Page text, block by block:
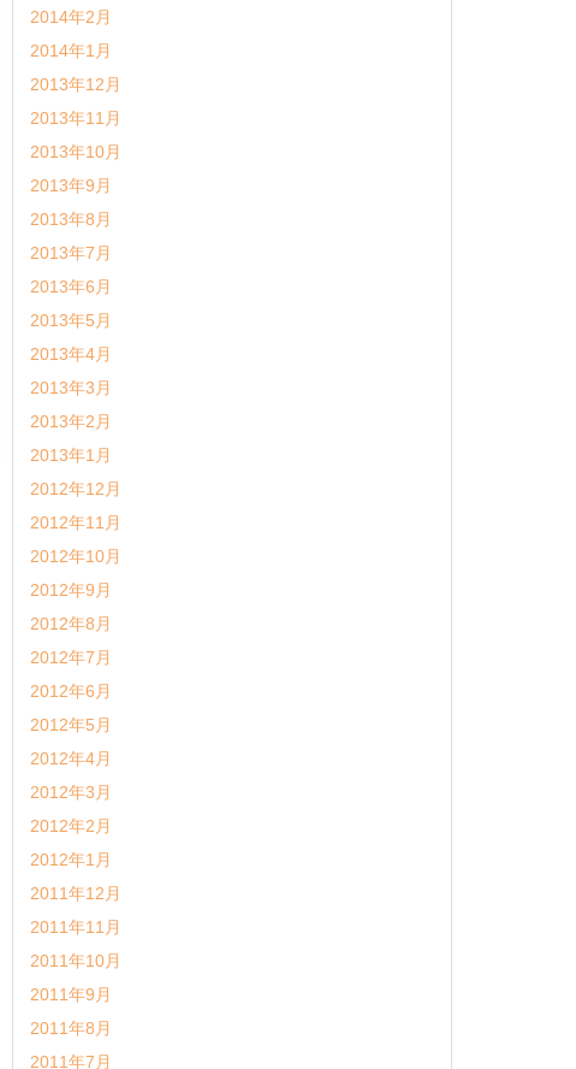
2014年2月
2014年1月
2013年12月
2013年11月
2013年10月
2013年9月
2013年8月
2013年7月
2013年6月
2013年5月
2013年4月
2013年3月
2013年2月
2013年1月
2012年12月
2012年11月
2012年10月
2012年9月
2012年8月
2012年7月
2012年6月
2012年5月
2012年4月
2012年3月
2012年2月
2012年1月
2011年12月
2011年11月
2011年10月
2011年9月
2011年8月
2011年7月